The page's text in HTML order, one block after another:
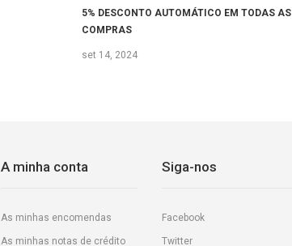
5% DESCONTO AUTOMÁTICO EM TODAS AS
COMPRAS
set 14, 2024
A minha conta
As minhas encomendas
As minhas notas de crédito
Siga-nos
Facebook
Twitter